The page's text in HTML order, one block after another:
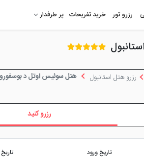
رزرو تور خرید تفریحات پر طرفدار
رزرو هتل استانبول هتل سوئیس اوتل د
رزرو کنید
تاریخ ورود